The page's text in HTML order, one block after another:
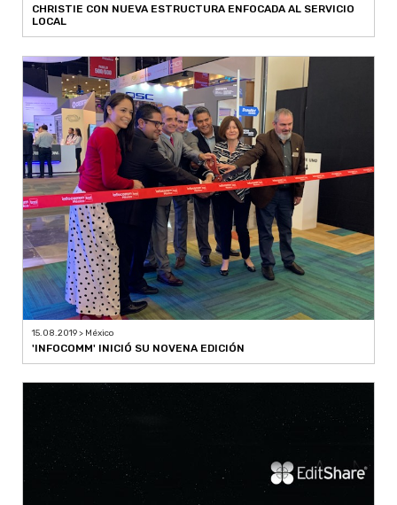
CHRISTIE CON NUEVA ESTRUCTURA ENFOCADA AL SERVICIO
LOCAL
15.08.2019 > México
'INFOCOMM' INICIÓ SU NOVENA EDICIÓN